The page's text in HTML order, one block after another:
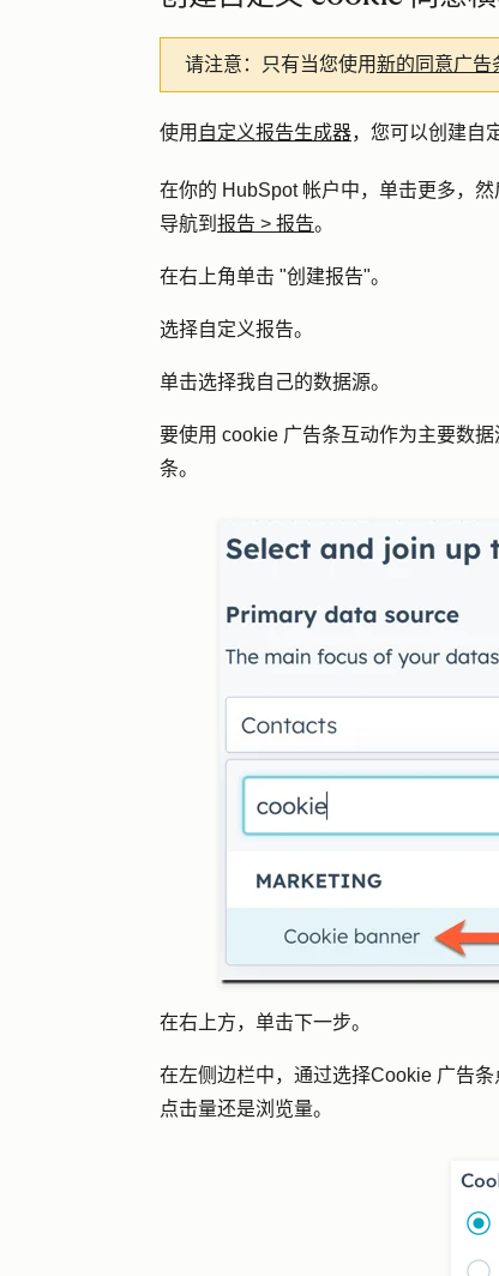
请注意： 只有当您使用新的同意广告
使用 自定义报告生成器，您可以创建自
在你的 HubSpot 帐户中，单击更多，然
导航到 报告 > 报告。
在右上角单击 "创建报告"。
选择自定义报告。
单击选择我自己的数据源。
要使用 cookie 广告条互动作为主要数据
条。
在右上方，单击下一步。
在左侧边栏中，通过选择Cookie 广告条
点击量还是浏览量。